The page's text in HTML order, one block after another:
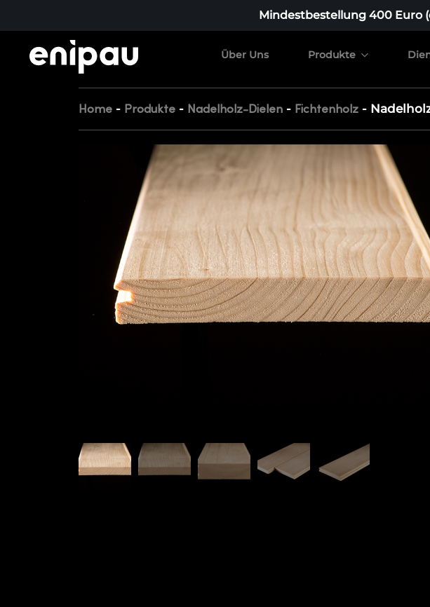
Mindestbestellung 400 Euro
Über Uns Produkte
Home - Produkte - Nadelholz-Dielen - Fichtenholz -